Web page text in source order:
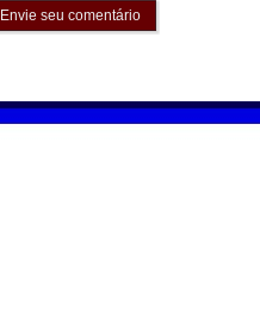
Envie seu comentário